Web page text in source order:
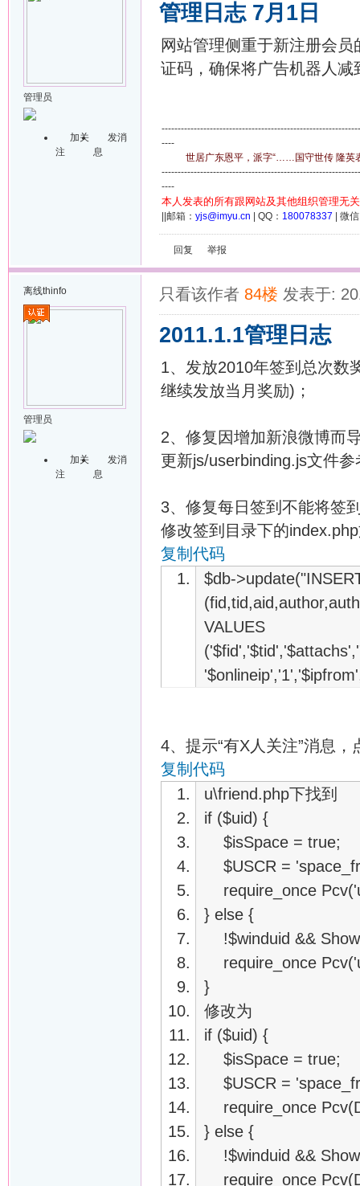
管理员
加关
注
发消
息
管理日志 7月1日
网站管理侧重于新注册会
证码，确保将广告机器人减
----
世居广东恩平，派字“……国守世传 隆英表
----
本人发表的所有跟网站及其他组织管理无
||邮箱： yjs@imyu.cn | QQ： 180078337 | 微
回复 举报
离线thinfo
管理员
加关
注
发消
息
只看该作者 84楼 发表于:
2011.1.1管理日志
1、发放2010年签到总次数
继续发放当月奖励)；
2、修复因增加新浪微博而
更新js/userbinding.js文件参
3、修复每日签到不能将签
修改签到目录下的
复制代码
$db-
VALUES
4、提示“有X人关注”消息
复制代码
u\friend.php下找到
if ($uid) {
$isSpace = true;
$USCR =
require_once
} else {
!$winduid &&
require_once
}
修改为
if ($uid) {
$isSpace = true;
$USCR =
require_once
} else {
!$winduid &&
require_once